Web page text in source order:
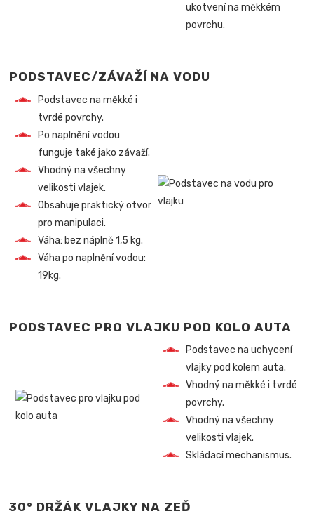
ukotvení na měkkém
povrchu.
PODSTAVEC/ZÁVAŽÍ NA VODU
Podstavec na měkké i
tvrdé povrchy.
Po naplnění vodou
funguje také jako závaží.
Vhodný na všechny
velikosti vlajek.
Obsahuje praktický otvor
pro manipulaci.
Váha: bez náplně 1,5 kg.
Váha po naplnění vodou:
19kg.
PODSTAVEC PRO VLAJKU POD KOLO AUTA
Podstavec na uchycení
vlajky pod kolem auta.
Vhodný na měkké i tvrdé
povrchy.
Vhodný na všechny
velikosti vlajek.
Skládací mechanismus.
30° DRŽÁK VLAJKY NA ZEĎ